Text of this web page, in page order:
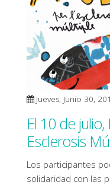
Jueves, Junio 30,
El 10 de
Esclerosis
Los participantes
solidaridad con las